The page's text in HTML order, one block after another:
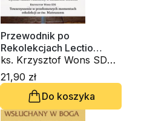
Przewodnik po
Rekolekcjach Lectio
Divina. Zeszyt 3
ks. Krzysztof Wons SDS,
Amedeo Cencini FdCC
21,90 zł
Do koszyka